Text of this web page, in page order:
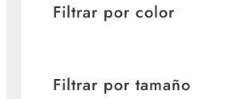
Filtrar por color
Filtrar por tamaño